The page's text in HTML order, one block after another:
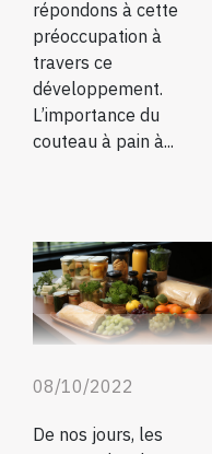
répondons à cette
préoccupation à
travers ce
développement.
L’importance du
couteau à pain à...
08/10/2022
De nos jours, les